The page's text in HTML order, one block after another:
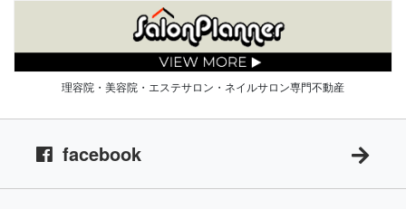
理容院・美容院・エステサロン・ネイルサロン専門不動産
facebook